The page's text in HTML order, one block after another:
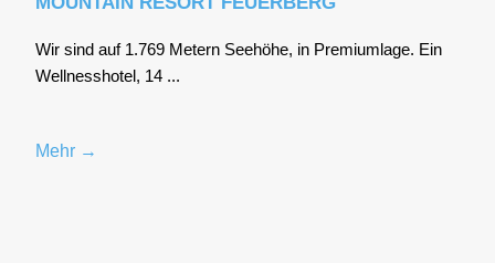
Wir sind auf 1.769 Metern See­hö­he, in Pre­mi­um­la­ge. Ein
Well­ness­ho­tel, 14 ...
Mehr →